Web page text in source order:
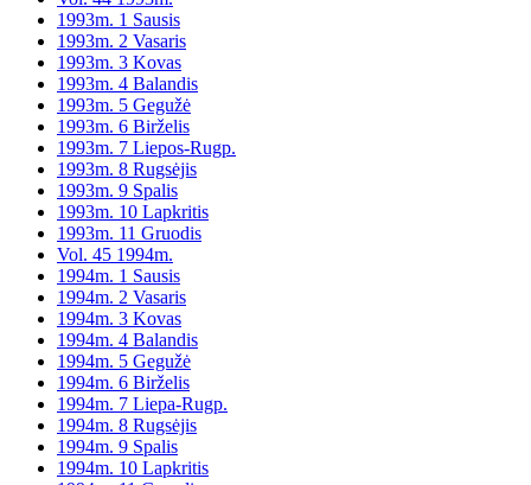
1993m. 1 Sausis
1993m. 2 Vasaris
1993m. 3 Kovas
1993m. 4 Balandis
1993m. 5 Gegužė
1993m. 6 Birželis
1993m. 7 Liepos-Rugp.
1993m. 8 Rugsėjis
1993m. 9 Spalis
1993m. 10 Lapkritis
1993m. 11 Gruodis
Vol. 45 1994m.
1994m. 1 Sausis
1994m. 2 Vasaris
1994m. 3 Kovas
1994m. 4 Balandis
1994m. 5 Gegužė
1994m. 6 Birželis
1994m. 7 Liepa-Rugp.
1994m. 8 Rugsėjis
1994m. 9 Spalis
1994m. 10 Lapkritis